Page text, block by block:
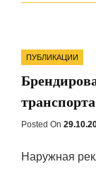
Categories
ПУБЛИКАЦИИ
транспорта
Posted On Posted
Наружная